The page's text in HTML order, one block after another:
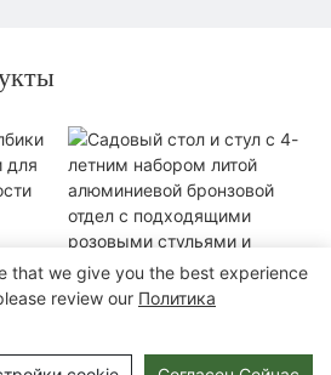
Садовый стол и стул с 4-летним
бронзовой отдел с подходящими
that we give you the best experience
review our Политика